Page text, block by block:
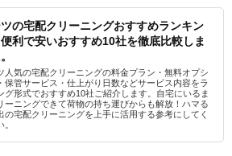
の宅配クリーニングおすすめランキン
利で安いおすすめ10社を徹底比較しま
人気の宅配クリーニングの料金プラン・無料オプシ
保管サービス・仕上がり日数などサービス内容をラ
グ形式でおすすめ10社ご紹介します。自宅にいるま
ーニングできて荷物の持ち運びからも解放！ハマる
の宅配クリーニングを上手に活用する参考にしてく